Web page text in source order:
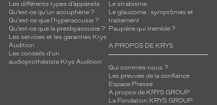
Les différents types d’appareils
Qu’est-ce qu'un acouphène ?
Qu'est-ce que l'hyperacousie ?
Qu’est-ce que la presbyacousie ?
Les services et les garanties Krys
Audition
Les conseils d'un
audioprothésiste Krys Audition
Le strabisme
Le glaucome : symptômes et
traitement
Paupière qui tremble ?
A PROPOS DE KRYS
Qui sommes-nous ?
Les preuves de la confiance
Espace Presse
A propos de KRYS GROUP
La Fondation KRYS GROUP